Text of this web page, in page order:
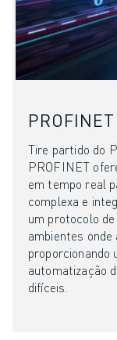
Tire partido do
PROFINET
em tempo real
complexa e
um protocolo
ambientes
proporcionando
automatização
difíceis.